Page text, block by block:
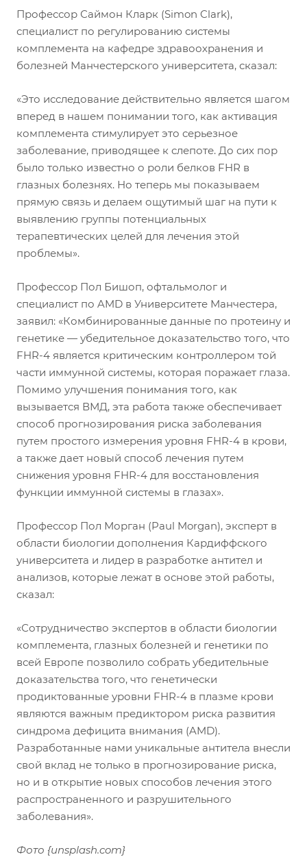
Профессор Саймон Кларк (Simon Clark),
специалист по регулированию системы
комплемента на кафедре здравоохранения и
болезней Манчестерского университета, сказал:
«Это исследование действительно является шагом
вперед в нашем понимании того, как активация
комплемента стимулирует это серьезное
заболевание, приводящее к слепоте. До сих пор
было только известно о роли белков FHR в
глазных болезнях. Но теперь мы показываем
прямую связь и делаем ощутимый шаг на пути к
выявлению группы потенциальных
терапевтических целей для лечения этой
проблемы».
Профессор Пол Бишоп, офтальмолог и
специалист по AMD в Университете Манчестера,
заявил: «Комбинированные данные по протеину и
генетике — убедительное доказательство того, что
FHR-4 является критическим контроллером той
части иммунной системы, которая поражает глаза.
Помимо улучшения понимания того, как
вызывается ВМД, эта работа также обеспечивает
способ прогнозирования риска заболевания
путем простого измерения уровня FHR-4 в крови,
а также дает новый способ лечения путем
снижения уровня FHR-4 для восстановления
функции иммунной системы в глазах».
Профессор Пол Морган (Paul Morgan), эксперт в
области биологии дополнения Кардиффского
университета и лидер в разработке антител и
анализов, которые лежат в основе этой работы,
сказал:
«Сотрудничество экспертов в области биологии
комплемента, глазных болезней и генетики по
всей Европе позволило собрать убедительные
доказательства того, что генетически
продиктованные уровни FHR-4 в плазме крови
являются важным предиктором риска развития
синдрома дефицита внимания (AMD).
Разработанные нами уникальные антитела внесли
свой вклад не только в прогнозирование риска,
но и в открытие новых способов лечения этого
распространенного и разрушительного
заболевания».
Фото {unsplash.com}